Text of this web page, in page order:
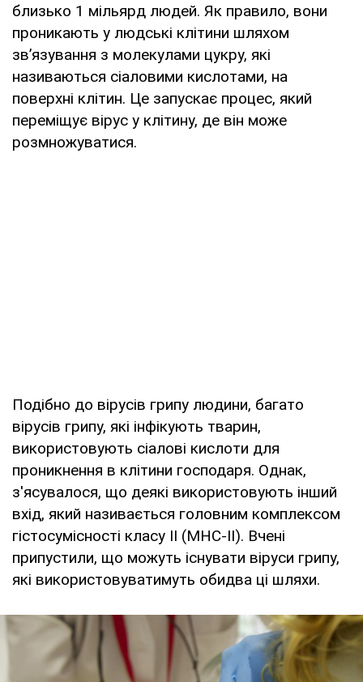
близько 1 мільярд людей. Як правило, вони
проникають у людські клітини шляхом
зв’язування з молекулами цукру, які
називаються сіаловими кислотами, на
поверхні клітин. Це запускає процес, який
переміщує вірус у клітину, де він може
розмножуватися.
Подібно до вірусів грипу людини, багато
вірусів грипу, які інфікують тварин,
використовують сіалові кислоти для
проникнення в клітини господаря. Однак,
з'ясувалося, що деякі використовують інший
вхід, який називається головним комплексом
гістосумісності класу II (MHC-II). Вчені
припустили, що можуть існувати віруси грипу,
які використовуватимуть обидва ці шляхи.